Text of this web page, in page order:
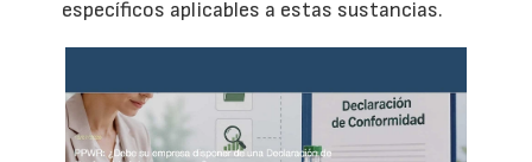
específicos aplicables a estas sustancias.